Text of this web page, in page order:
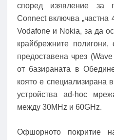
според изявление за
Connect включва „частна
Vodafone и Nokia, за да
крайбрежните
предоставена чрез
от базираната в
която е специализирана
устройства ad-hoc
между 30MHz и 60GHz.
Офшорното покритие